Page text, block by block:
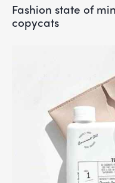
Fashion state of
copycats